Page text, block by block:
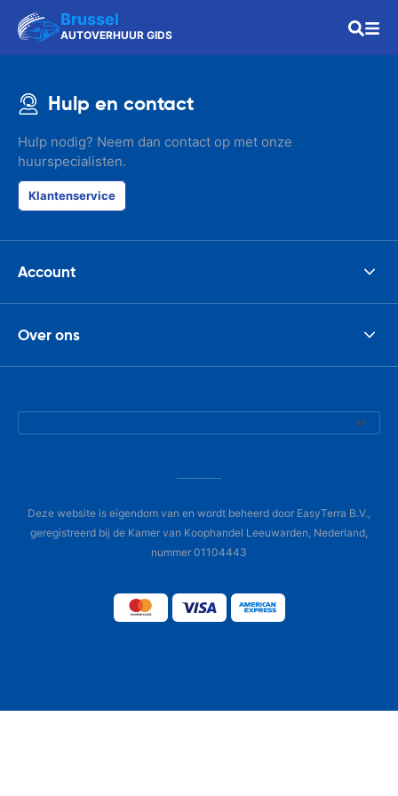
Brussel
AUTOVERHUUR GIDS
Hulp en contact
Hulp nodig? Neem dan contact op met onze
huurspecialisten.
Klantenservice
Account
Over ons
Deze website is eigendom van en wordt beheerd door EasyTerra B.V.,
geregistreerd bij de Kamer van Koophandel Leeuwarden, Nederland,
nummer 01104443